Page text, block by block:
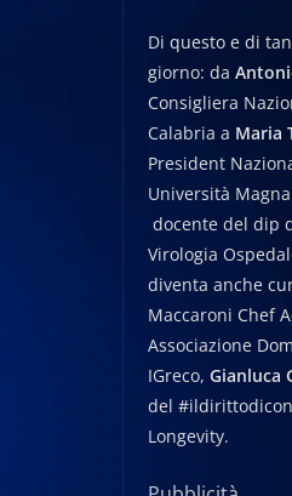
Di questo e di
giorno: da
Consigliera
Calabria a Maria
President
Università
docente del dip
Virologia
diventa anche
Maccaroni Chef
Associazione
IGreco, Gianluca
del
Longevity.